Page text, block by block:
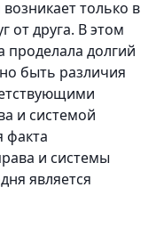
только в
от друга. В этом
проделала долгий
быть различия
и системой
факта
и системы
является